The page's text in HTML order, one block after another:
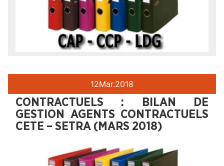
12Mar.2018
CONTRACTUELS : BILAN DE
GESTION AGENTS CONTRACTUELS
CETE – SETRA (MARS 2018)